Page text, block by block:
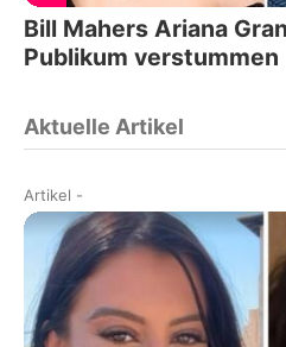
Bill Mahers Ariana
Publikum verstummen
Aktuelle Artikel
Artikel -